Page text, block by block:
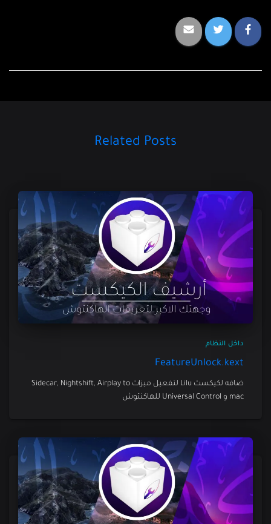
Related Posts
داخل النظام
FeatureUnlock.kext
ضافه لكيكست Lilu لتفعيل ميزات Sidecar, Nightshift, Airplay to
mac و Universal Control للهاكنتوش